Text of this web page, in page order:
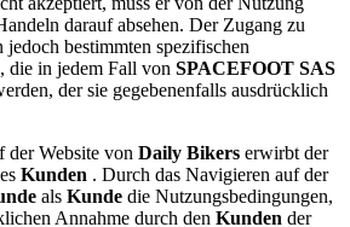
darauf absehen. Der Zugang zu
bestimmten spezifischen
die in jedem Fall von SPACEFOOT SAS
der sie gegebenenfalls ausdrücklich
der Website von Daily Bikers erwirbt der
Kunden . Durch das Navigieren auf der
als Kunde die Nutzungsbedingungen,
Annahme durch den Kunden der